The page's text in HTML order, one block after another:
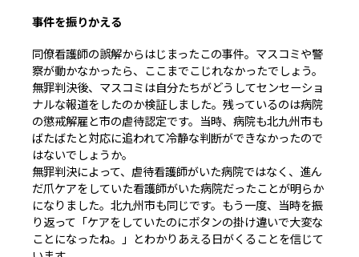
事件を振りかえる
同僚看護師の誤解からはじまったこの事件。マスコミや警
察が動かなかったら、ここまでこじれなかったでしょう。
無罪判決後、マスコミは自分たちがどうしてセンセーショ
ナルな報道をしたのか検証しました。残っているのは病院
の懲戒解雇と市の虐待認定です。当時、病院も北九州市も
ばたばたと対応に追われて冷静な判断ができなかったので
はないでしょうか。
無罪判決によって、虐待看護師がいた病院ではなく、進ん
だ爪ケアをしていた看護師がいた病院だったことが明らか
になりました。北九州市も同じです。もう一度、当時を振
り返って「ケアをしていたのにボタンの掛け違いで大変な
ことになったね。」とわかりあえる日がくることを信じて